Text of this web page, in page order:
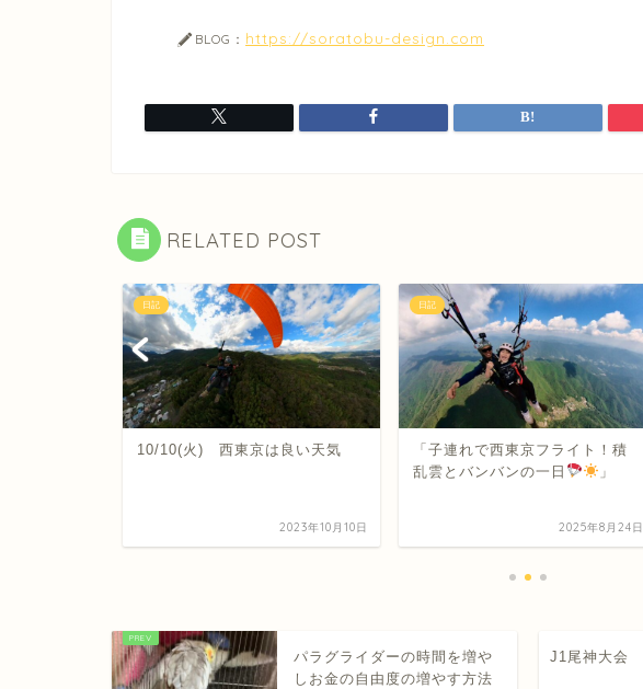
BLOG： https://soratobu-design.com
RELATED POST
日記
10/10(火) 西東京は良い天気
2023年10月10日
日記
「子連れで西東京フライト！積
乱雲とバンバンの一日
」
2025年8月24日
パラグライダーの時間を増や
しお金の自由度の増やす方法
J1尾神大会